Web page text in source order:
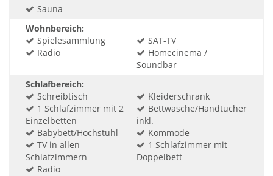
Sauna
Wohnbereich:
Spielesammlung
SAT-TV
Radio
Homecinema /
Soundbar
Schlafbereich:
Schreibtisch
Kleiderschrank
1 Schlafzimmer mit 2
Einzelbetten
Bettwäsche/Handtücher
inkl.
Babybett/Hochstuhl
Kommode
TV in allen
Schlafzimmern
1 Schlafzimmer mit
Doppelbett
Radio